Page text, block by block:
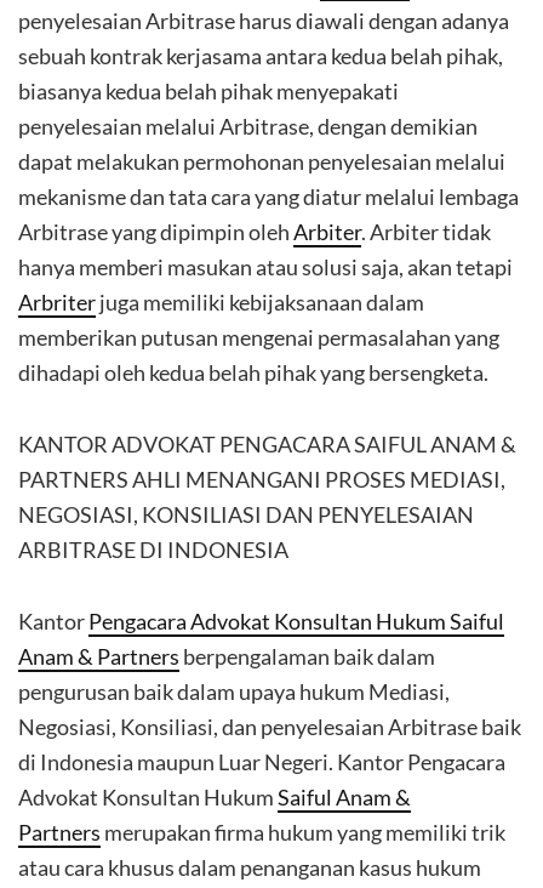
penyelesaian Arbitrase harus diawali dengan adanya
sebuah kontrak kerjasama antara kedua belah pihak,
biasanya kedua belah pihak menyepakati
penyelesaian melalui Arbitrase, dengan demikian
dapat melakukan permohonan penyelesaian melalui
mekanisme dan tata cara yang diatur melalui lembaga
Arbitrase yang dipimpin olehArbiter. Arbiter tidak
hanya memberi masukan atau solusi saja, akan tetapi
Arbriterjuga memiliki kebijaksanaan dalam
memberikan putusan mengenai permasalahan yang
dihadapi oleh kedua belah pihak yang bersengketa.
KANTOR ADVOKAT PENGACARA SAIFUL ANAM &
PARTNERS AHLI MENANGANI PROSES MEDIASI,
NEGOSIASI, KONSILIASI DAN PENYELESAIAN
ARBITRASE DI INDONESIA
KantorPengacara Advokat Konsultan Hukum Saiful
Anam & Partners berpengalaman baik dalam
pengurusan baik dalam upaya hukum Mediasi,
Negosiasi, Konsiliasi, dan penyelesaian Arbitrase baik
di Indonesia maupun Luar Negeri. Kantor Pengacara
Advokat Konsultan HukumSaiful Anam &
Partners merupakan firma hukum yang memiliki trik
atau cara khusus dalam penanganan kasus hukum